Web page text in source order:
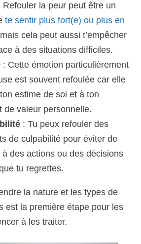
la peur peut être un
te sentir plus fort(e) ou plus en
cela peut aussi t’empêcher
à des situations difficiles.
: Cette émotion particulièrement
est souvent refoulée car elle
estime de soi et à ton
de valeur personnelle.
: Tu peux refouler des
de culpabilité pour éviter de
des actions ou des décisions
tu regrettes.
la nature et les types de
est la première étape pour les
à les traiter.